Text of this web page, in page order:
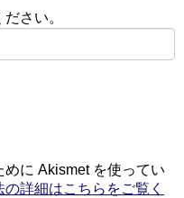
さい。
に Akismet を使ってい
詳細はこちらをご覧く